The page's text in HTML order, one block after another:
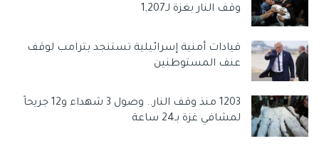
وسوم: إكس
وقف النار بغزة لـ1,207
قيادات أمنية إسرائيلية تستنجد بترامب لوقف
عنف المستوطنين
1203 منذ وقف النار.. وصول 3 شهداء و12 جريحاً
لمشافي غزة بـ24 ساعة